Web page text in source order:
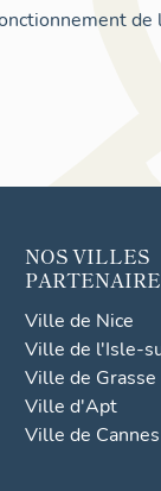
de
NOS VILLES
Ville de Nice
Ville de l'Isle-
Ville de Grasse
Ville d'Apt
Ville de